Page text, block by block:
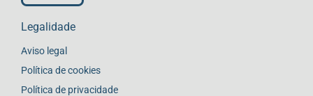
Legalidade
Aviso legal
Política de cookies
Política de privacidade